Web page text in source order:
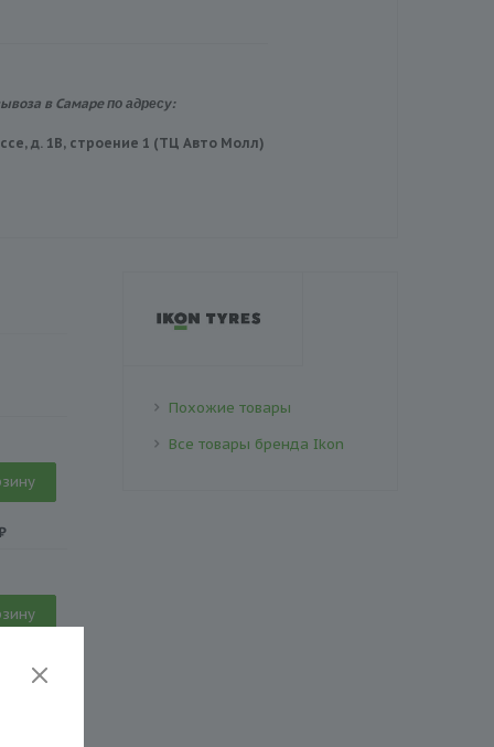
в Самарепо адресу:
д. 1В, строение 1 (ТЦ Авто Молл)
Похожие товары
Все товары бренда Ikon